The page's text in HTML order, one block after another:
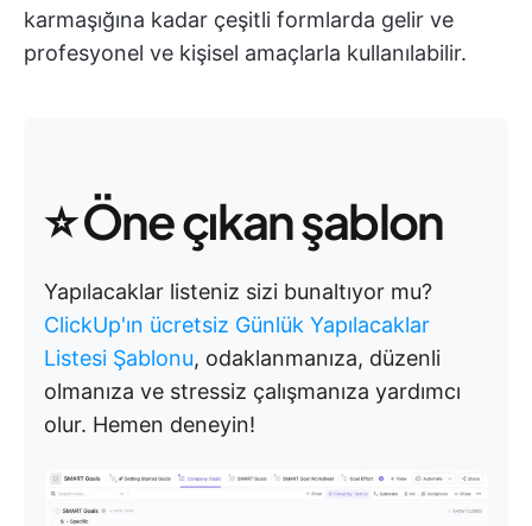
karmaşığına kadar çeşitli formlarda gelir ve
profesyonel ve kişisel amaçlarla kullanılabilir.
⭐ Öne çıkan şablon
Yapılacaklar listeniz sizi bunaltıyor mu?
ClickUp'ın ücretsiz Günlük Yapılacaklar
Listesi Şablonu, odaklanmanıza, düzenli
olmanıza ve stressiz çalışmanıza yardımcı
olur. Hemen deneyin!